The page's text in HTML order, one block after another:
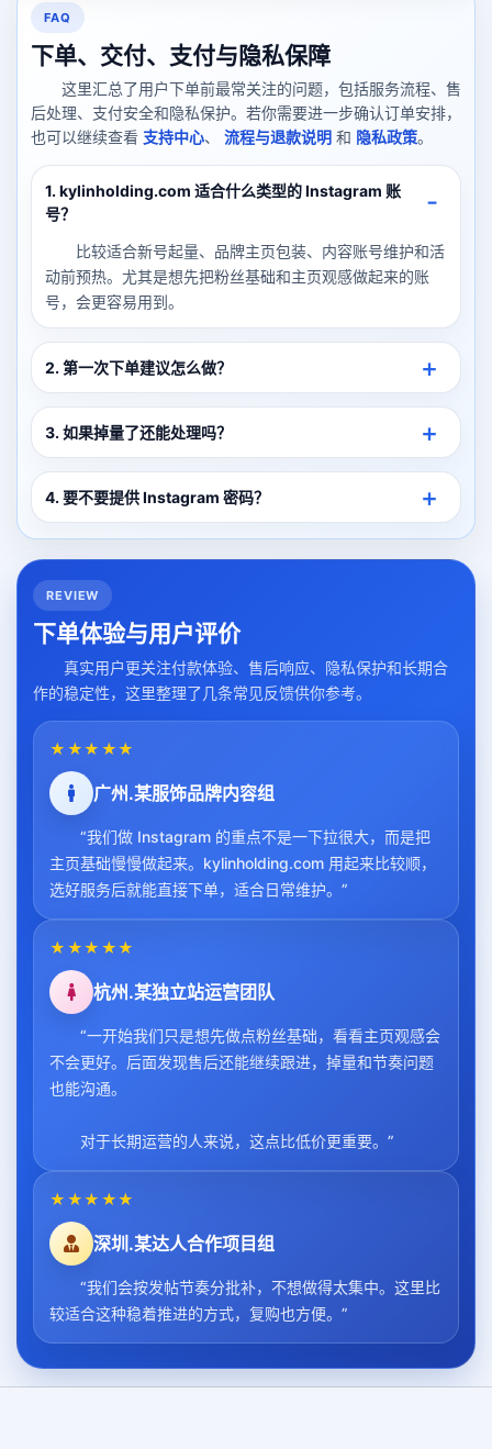
FAQ
下单、交付、支付与隐私保障
这里汇总了用户下单前最常关注的问题，包括服务流程、售
后处理、支付安全和隐私保护。若你需要进一步确认订单安排，
也可以继续查看 支持中心、 流程与退款说明 和 隐私政策。
1. kylinholding.com 适合什么类型的 Instagram 账
号？
比较适合新号起量、品牌主页包装、内容账号维护和活
动前预热。尤其是想先把粉丝基础和主页观感做起来的账
号，会更容易用到。
2. 第一次下单建议怎么做？
3. 如果掉量了还能处理吗？
4. 要不要提供 Instagram 密码？
REVIEW
下单体验与用户评价
真实用户更关注付款体验、售后响应、隐私保护和长期合
作的稳定性，这里整理了几条常见反馈供你参考。
★★★★★
广州.某服饰品牌内容组
“我们做 Instagram 的重点不是一下拉很大，而是把
主页基础慢慢做起来。kylinholding.com 用起来比较顺，
选好服务后就能直接下单，适合日常维护。”
★★★★★
杭州.某独立站运营团队
“一开始我们只是想先做点粉丝基础，看看主页观感会
不会更好。后面发现售后还能继续跟进，掉量和节奏问题
也能沟通。
对于长期运营的人来说，这点比低价更重要。”
★★★★★
深圳.某达人合作项目组
“我们会按发帖节奏分批补，不想做得太集中。这里比
较适合这种稳着推进的方式，复购也方便。”